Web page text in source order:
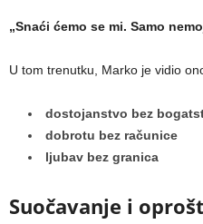
„Snaći ćemo se mi. Samo
U tom trenutku, Marko je vidio
dostojanstvo bez
dobrotu bez računice
ljubav bez granica
Suočavanje i